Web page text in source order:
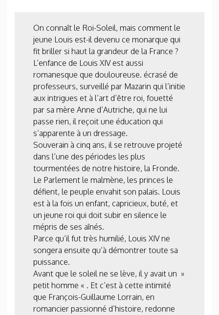
On connaît le Roi-Soleil, mais comment le
jeune Louis est-il devenu ce monarque qui
fit briller si haut la grandeur de la France ?
L’enfance de Louis XIV est aussi
romanesque que douloureuse. écrasé de
professeurs, surveillé par Mazarin qui l’initie
aux intrigues et à l’art d’être roi, fouetté
par sa mère Anne d’Autriche, qui ne lui
passe rien, il reçoit une éducation qui
s’apparente à un dressage.
Souverain à cinq ans, il se retrouve projeté
dans l’une des périodes les plus
tourmentées de notre histoire, la Fronde.
Le Parlement le malmène, les princes le
défient, le peuple envahit son palais. Louis
est à la fois un enfant, capricieux, buté, et
un jeune roi qui doit subir en silence le
mépris de ses aînés.
Parce qu’il fut très humilié, Louis XIV ne
songera ensuite qu’à démontrer toute sa
puissance.
Avant que le soleil ne se lève, il y avait un »
petit homme « . Et c’est à cette intimité
que François-Guillaume Lorrain, en
romancier passionné d’histoire, redonne